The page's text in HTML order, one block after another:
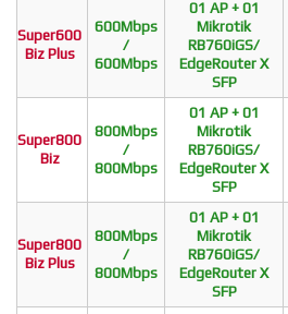
Super600
Biz Plus
600Mbps
/
600Mbps
01 AP + 01
Mikrotik
RB760iGS/
EdgeRouter X
SFP
Super800
Biz
800Mbps
/
800Mbps
01 AP + 01
Mikrotik
RB760iGS/
EdgeRouter X
SFP
Super800
Biz Plus
800Mbps
/
800Mbps
01 AP + 01
Mikrotik
RB760iGS/
EdgeRouter X
SFP